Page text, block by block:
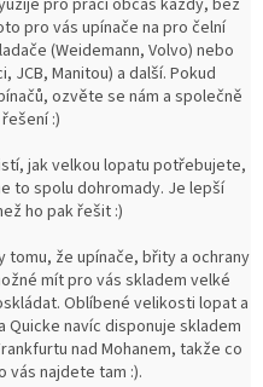
pro práci občas každý, bez
pro vás upínače na pro čelní
(Weidemann, Volvo) nebo
Manitou) a další. Pokud
ozvěte se nám a společně
:)
jak velkou lopatu potřebujete,
to spolu dohromady. Je lepší
ho pak řešit :)
tomu, že upínače, břity a ochrany
mít pro vás skladem velké
Oblíbené velikosti lopat a
Quicke navíc disponuje skladem
nad Mohanem, takže co
vás najdete tam :).